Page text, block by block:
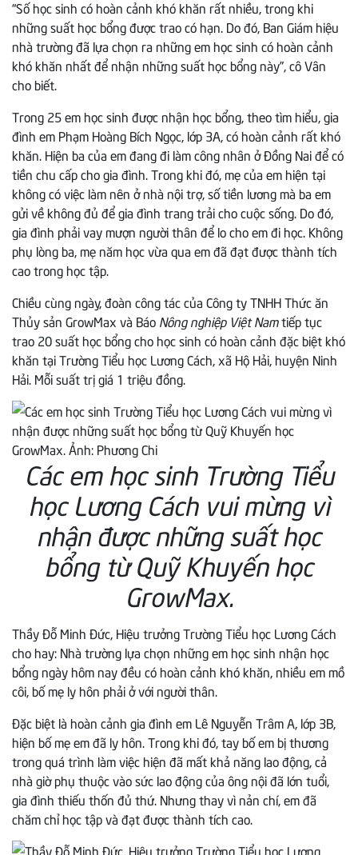
“Số học sinh có hoàn cảnh khó khăn rất nhiều, trong khi
những suất học bổng được trao có hạn. Do đó, Ban Giám hiệu
nhà trường đã lựa chọn ra những em học sinh có hoàn cảnh
khó khăn nhất để nhận những suất học bổng này”, cô Vân
cho biết.
Trong 25 em học sinh được nhận học bổng, theo tìm hiểu, gia
đình em Phạm Hoàng Bích Ngọc, lớp 3A, có hoàn cảnh rất khó
khăn. Hiện ba của em đang đi làm công nhân ở Đồng Nai để có
tiền chu cấp cho gia đình. Trong khi đó, mẹ của em hiện tại
không có việc làm nên ở nhà nội trợ, số tiền lương mà ba em
gửi về không đủ để gia đình trang trải cho cuộc sống. Do đó,
gia đình phải vay mượn người thân để lo cho em đi học. Không
phụ lòng ba, mẹ năm học vừa qua em đã đạt được thành tích
cao trong học tập.
Chiều cùng ngày, đoàn công tác của Công ty TNHH Thức ăn
Thủy sản GrowMax và Báo Nông nghiệp Việt Namtiếp tục
trao 20 suất học bổng cho học sinh có hoàn cảnh đặc biệt khó
khăn tại Trường Tiểu học Lương Cách, xã Hộ Hải, huyện Ninh
Hải. Mỗi suất trị giá 1 triệu đồng.
Các em học sinh Trường Tiểu
học Lương Cách vui mừng vì
nhận được những suất học
bổng từ Quỹ Khuyến học
GrowMax.
Thầy Đỗ Minh Đức, Hiệu trưởng Trường Tiểu học Lương Cách
cho hay: Nhà trường lựa chọn những em học sinh nhận học
bổng ngày hôm nay đều có hoàn cảnh khó khăn, nhiều em mồ
côi, bố mẹ ly hôn phải ở với người thân.
Đặc biệt là hoàn cảnh gia đình em Lê Nguyễn Trâm A, lớp 3B,
hiện bố mẹ em đã ly hôn. Trong khi đó, tay bố em bị thương
trong quá trình làm việc hiện đã mất khả năng lao động, cả
nhà giờ phụ thuộc vào sức lao động của ông nội đã lớn tuổi,
gia đình thiếu thốn đủ thứ. Nhưng thay vì nản chí, em đã
chăm chỉ học tập và đạt được thành tích cao.